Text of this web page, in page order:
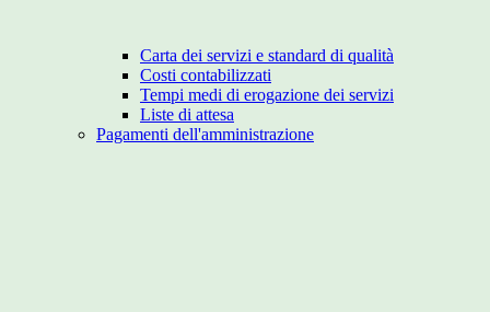
Carta dei servizi e standard di qualità
Costi contabilizzati
Tempi medi di erogazione dei servizi
Liste di attesa
Pagamenti dell'amministrazione